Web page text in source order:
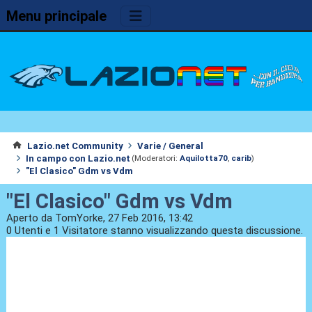
Menu principale
Lazio.net Community
Varie / General
In campo con Lazio.net (Moderatori: Aquilotta70, carib)
"El Clasico" Gdm vs Vdm
"El Clasico" Gdm vs Vdm
Aperto da TomYorke, 27 Feb 2016, 13:42
0 Utenti e 1 Visitatore stanno visualizzando questa discussione.